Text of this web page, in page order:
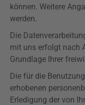
können. Weitere
werden.
Die
mit uns erfolgt nach
Grundlage Ihrer
Die für die
erhobenen
Erledigung der von